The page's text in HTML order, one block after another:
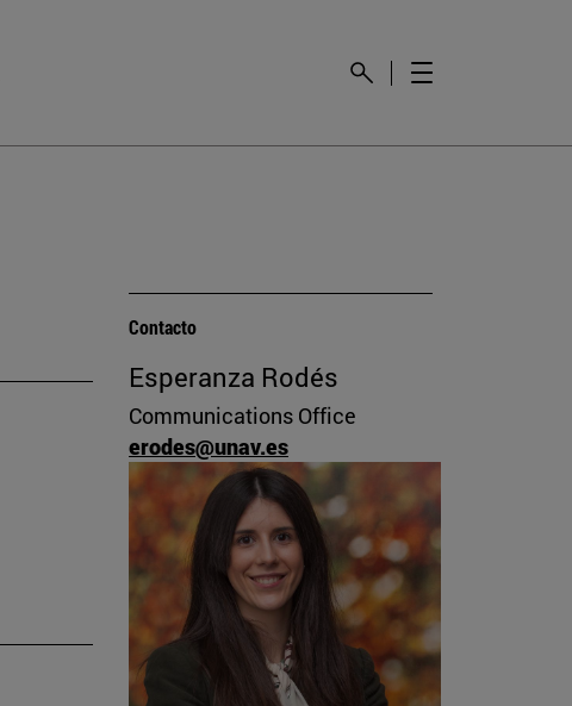
Contacto
Esperanza Rodés
Communications Office
erodes@unav.es